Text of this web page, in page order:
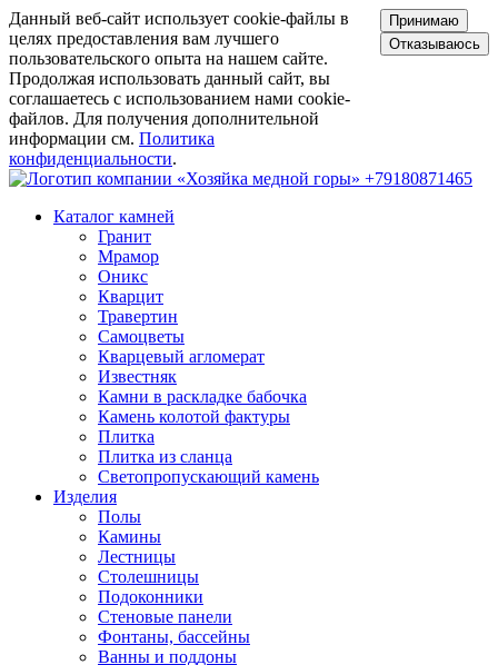
Данный веб-сайт использует cookie-файлы в
целях предоставления вам лучшего
пользовательского опыта на нашем сайте.
Продолжая использовать данный сайт, вы
соглашаетесь с использованием нами cookie-
файлов. Для получения дополнительной
информации см. Политика
конфиденциальности.
Принимаю
Отказываюсь
+79180871465
Каталог камней
Гранит
Мрамор
Оникс
Кварцит
Травертин
Самоцветы
Кварцевый агломерат
Известняк
Камни в раскладке бабочка
Камень колотой фактуры
Плитка
Плитка из сланца
Светопропускающий камень
Изделия
Полы
Камины
Лестницы
Столешницы
Подоконники
Стеновые панели
Фонтаны, бассейны
Ванны и поддоны